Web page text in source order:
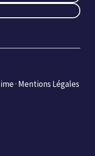
· Mentions Légales